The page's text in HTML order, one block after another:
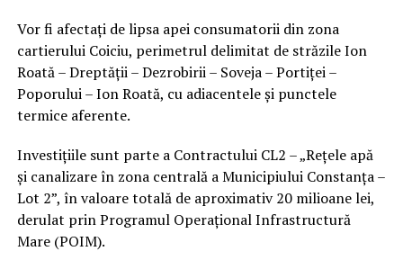
Vor fi afectați de lipsa apei consumatorii din zona
cartierului Coiciu, perimetrul delimitat de străzile Ion
Roată – Dreptății – Dezrobirii – Soveja – Portiței –
Poporului – Ion Roată, cu adiacentele și punctele
termice aferente.
Investițiile sunt parte a Contractului CL2 – „Rețele apă
și canalizare în zona centrală a Municipiului Constanța –
Lot 2”, în valoare totală de aproximativ 20 milioane lei,
derulat prin Programul Operațional Infrastructură
Mare (POIM).